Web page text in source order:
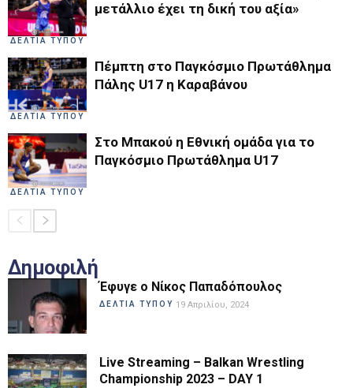
ΔΕΛΤΙΑ ΤΥΠΟΥ
μετάλλιο έχει τη δική του αξία»
ΔΕΛΤΙΑ ΤΥΠΟΥ
Πέμπτη στο Παγκόσμιο Πρωτάθλημα
Πάλης U17 η Καραβάνου
ΔΕΛΤΙΑ ΤΥΠΟΥ
Στο Μπακού η Εθνική ομάδα για το
Παγκόσμιο Πρωτάθλημα U17
Δημοφιλή
Έφυγε ο Νίκος Παπαδόπουλος
ΔΕΛΤΙΑ ΤΥΠΟΥ 19 Απριλίου, 2024
Live Streaming – Balkan Wrestling
Championship 2023 – DAY 1